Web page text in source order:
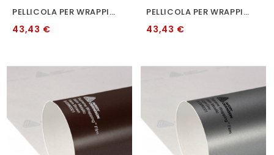
PELLICOLA PER WRAPPING AVERY AW1690008 SATIN WHITE
43,43 €
PELLICOLA PER WRAPPING AVERY GRAFITE METALLIZZATO SATINATO 152 CM
43,43 €